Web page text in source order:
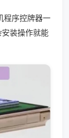
程序控牌器一
装操作就能